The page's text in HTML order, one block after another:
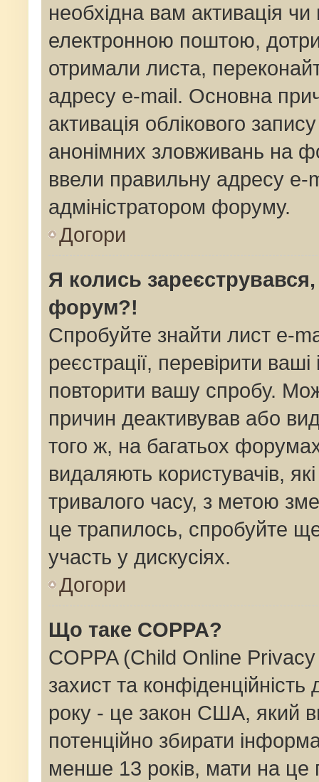
необхідна вам активація
електронною поштою,
отримали листа,
адресу e-mail. Основна
активація облікового
анонімних зловживань на
ввели правильну адресу e-
адміністратором форуму.
Догори
Я колись
форум?!
Спробуйте знайти лист e-
реєстрації, перевірити
повторити вашу спробу.
причин деактивував або
того ж, на багатьох
видаляють користувачів,
тривалого часу, з метою
це трапилось, спробуйте
участь у дискусіях.
Догори
Що таке COPPA?
COPPA (Child Online
захист та конфіденційність
року - це закон США, який
потенційно збирати
менше 13 років, мати на це